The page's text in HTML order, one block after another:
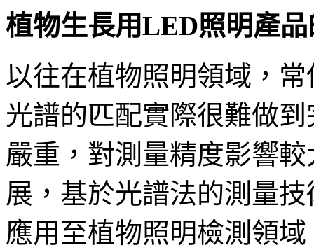
植物生長用LED照明產
以往在植物照明領域，
光譜的匹配實際很難做
嚴重，對測量精度影響
展，基於光譜法的測量
應用至植物照明檢測領域